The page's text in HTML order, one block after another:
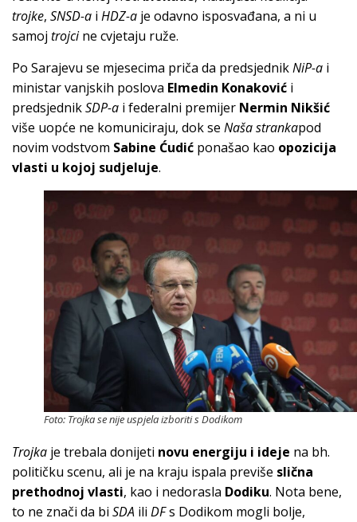
trojke, SNSD-a i HDZ-a je odavno isposvađana, a ni u
samoj trojcine cvjetaju ruže.
Po Sarajevu se mjesecima priča da predsjednikNiP-a i
ministar vanjskih poslova Elmedin Konaković i
predsjednikSDP-a i federalni premijer Nermin Nikšić
više uopće ne komuniciraju, dok se Naša strankapod
novim vodstvom Sabine Ćudić ponašao kao opozicija
vlasti u kojoj sudjeluje.
Foto: Trojka se nije uspjela izboriti s Dodikom
Trojka je trebala donijeti novu energiju i ideje na bh.
političku scenu, ali je na kraju ispala previše slična
prethodnoj vlasti, kao i nedorasla Dodiku. Nota bene,
to ne znači da bi SDA ili DFs Dodikom mogli bolje,